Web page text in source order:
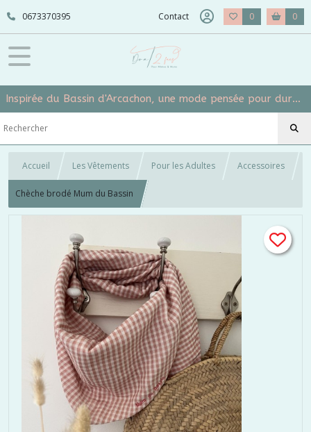
0673370395 Contact 0 0
Inspirée du Bassin d'Arcachon, une mode pensée pour durer et grandir avec vos mômes
Accueil Les Vêtements Pour les Adultes Accessoires
Chèche brodé Mum du Bassin